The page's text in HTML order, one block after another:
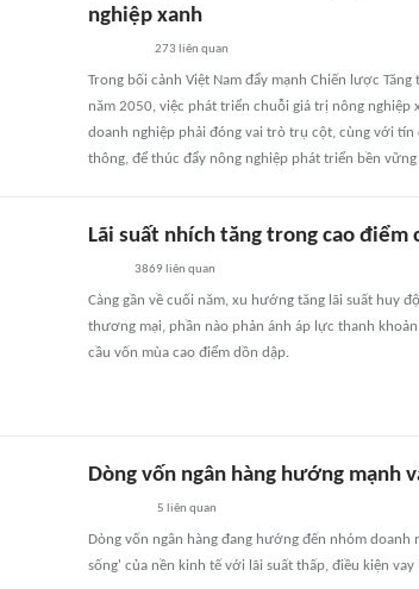
nghiệp xanh
273 liên quan
Trong bối cảnh Việt Nam đẩy mạnh Chiến lược
năm 2050, việc phát triển chuỗi giá trị nông
doanh nghiệp phải đóng vai trò trụ cột, cùng với
thông, để thúc đẩy nông nghiệp phát triển bền vững
Lãi suất nhích tăng trong cao điểm
3869 liên quan
Càng gần về cuối năm, xu hướng tăng lãi suất huy
thương mại, phần nào phản ánh áp lực thanh
cầu vốn mùa cao điểm dồn dập.
Dòng vốn ngân hàng hướng mạnh
5 liên quan
Dòng vốn ngân hàng đang hướng đến nhóm
sống' của nền kinh tế với lãi suất thấp, điều kiện